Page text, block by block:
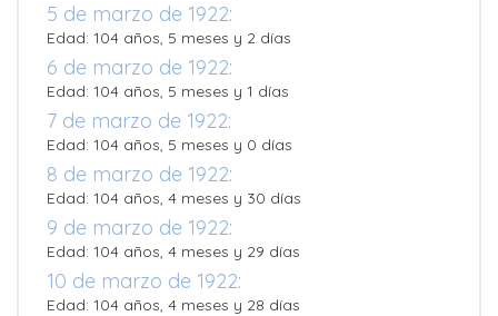
5 de marzo de 1922:
Edad: 104 años, 5 meses y 2 días
6 de marzo de 1922:
Edad: 104 años, 5 meses y 1 días
7 de marzo de 1922:
Edad: 104 años, 5 meses y 0 días
8 de marzo de 1922:
Edad: 104 años, 4 meses y 30 días
9 de marzo de 1922:
Edad: 104 años, 4 meses y 29 días
10 de marzo de 1922:
Edad: 104 años, 4 meses y 28 días